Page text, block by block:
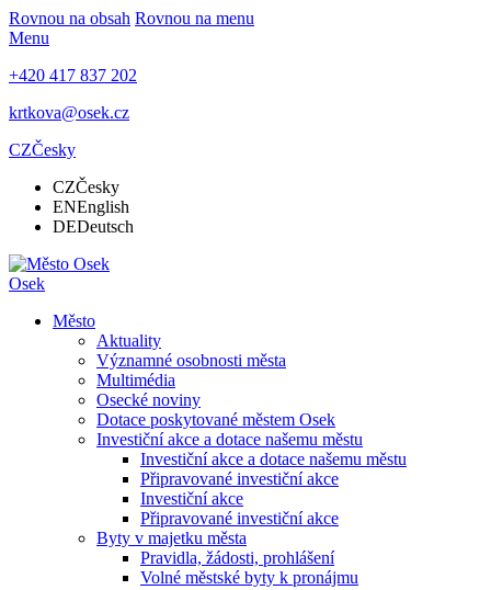
Rovnou na obsah Rovnou na menu
Menu
+420 417 837 202
krtkova@osek.cz
CZČesky
CZČesky
ENEnglish
DEDeutsch
Osek
Město
Aktuality
Významné osobnosti města
Multimédia
Osecké noviny
Dotace poskytované městem Osek
Investiční akce a dotace našemu městu
Investiční akce a dotace našemu městu
Připravované investiční akce
Investiční akce
Připravované investiční akce
Byty v majetku města
Pravidla, žádosti, prohlášení
Volné městské byty k pronájmu